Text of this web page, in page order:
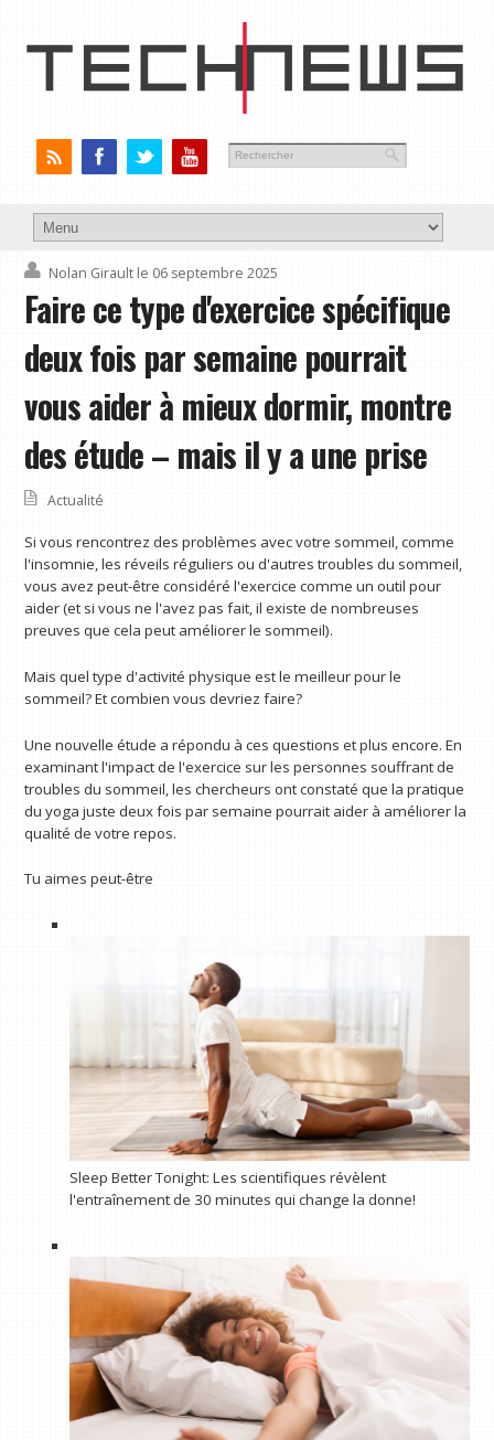
Nolan Girault le 06 septembre 2025
Faire ce type d'exercice spécifique
deux fois par semaine pourrait
vous aider à mieux dormir, montre
des étude – mais il y a une prise
Actualité
Si vous rencontrez des problèmes avec votre sommeil, comme
l'insomnie, les réveils réguliers ou d'autres troubles du sommeil,
vous avez peut-être considéré l'exercice comme un outil pour
aider (et si vous ne l'avez pas fait, il existe de nombreuses
preuves que cela peut améliorer le sommeil).
Mais quel type d'activité physique est le meilleur pour le
sommeil? Et combien vous devriez faire?
Une nouvelle étude a répondu à ces questions et plus encore. En
examinant l'impact de l'exercice sur les personnes souffrant de
troubles du sommeil, les chercheurs ont constaté que la pratique
du yoga juste deux fois par semaine pourrait aider à améliorer la
qualité de votre repos.
Tu aimes peut-être
Sleep Better Tonight: Les scientifiques révèlent
l'entraînement de 30 minutes qui change la donne!